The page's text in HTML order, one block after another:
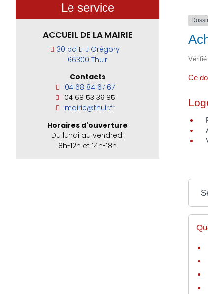
Le service
ACCUEIL DE LA MAIRIE
30 bd L-J Grégory
66300 Thuir
Contacts
04 68 84 67 67
04 68 53 39 85
mairie@thuir.fr
Horaires d'ouverture
Du lundi au vendredi
8h-12h et 14h-18h
Vérifié
Ce